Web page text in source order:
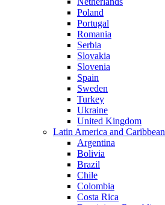
Poland
Portugal
Romania
Serbia
Slovakia
Slovenia
Spain
Sweden
Turkey
Ukraine
United Kingdom
Latin America and Caribbean
Argentina
Bolivia
Brazil
Chile
Colombia
Costa Rica